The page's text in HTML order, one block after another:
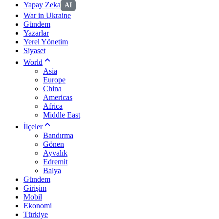
Yapay Zeka AI
War in Ukraine
Gündem
Yazarlar
Yerel Yönetim
Siyaset
World
Asia
Europe
China
Americas
Africa
Middle East
İlçeler
Bandırma
Gönen
Ayvalık
Edremit
Balya
Gündem
Girişim
Mobil
Ekonomi
Türkiye